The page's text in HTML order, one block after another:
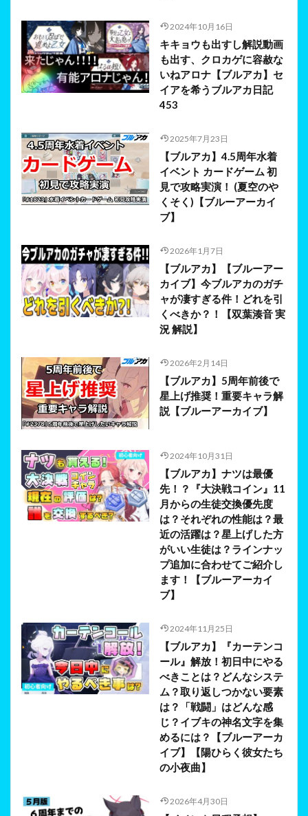
2024年10月16日
キキョウも出すし解説動画
も出す、クロカゲに容赦な
いねアロナ【ブルアカ】セ
イアを希うブルアカ日記
453
2025年7月23日
【ブルアカ】4.5周年水着
イベント カードゲーム 初
見で攻略実演！ (夏空のや
くそく)【ブルーアーカイ
ブ】
2026年1月7日
【ブルアカ】【ブルーアー
カイブ】今ブルアカのガチ
ャが凄すぎる件！どれを引
くべきか？！【双葉湊音 実
況 解説】
2026年2月14日
【ブルアカ】5周年前後で
星上げ推奨！重要キャラ解
説【ブルーアーカイブ】
2024年10月31日
【ブルアカ】ナツは最優
先！？『大決戦コイン』11
月からの生徒交換優先度
は？それぞれの性能は？最
近の活躍は？星上げした方
がいい生徒は？ラインナッ
プ追加に合わせてご紹介し
ます！【ブルーアーカイ
ブ】
2024年11月25日
【ブルアカ】『カーテンコ
ール』解放！初日中にやる
べきことは？どんなシステ
ム？取り返しつかない要素
は？「戦闘」はどんな感
じ？イブキの神名文字を集
めるには？【ブルーアーカ
イブ】【陽ひらく彼女たち
の小夜曲】
2026年4月30日